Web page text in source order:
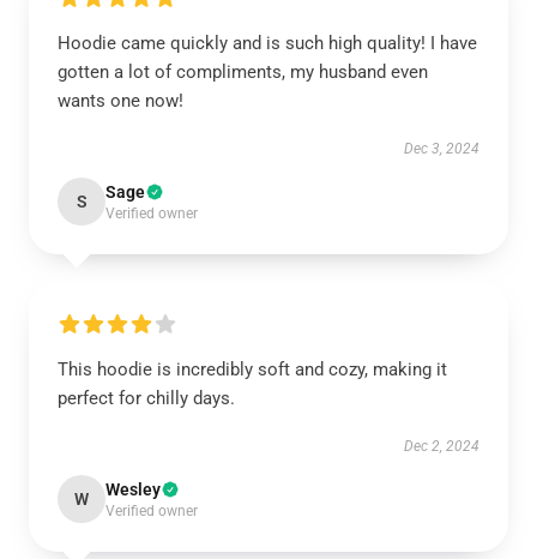
Hoodie came quickly and is such high quality! I have
gotten a lot of compliments, my husband even
wants one now!
Dec 3, 2024
S Sage
Verified owner
This hoodie is incredibly soft and cozy, making it
perfect for chilly days.
Dec 2, 2024
W Wesley
Verified owner